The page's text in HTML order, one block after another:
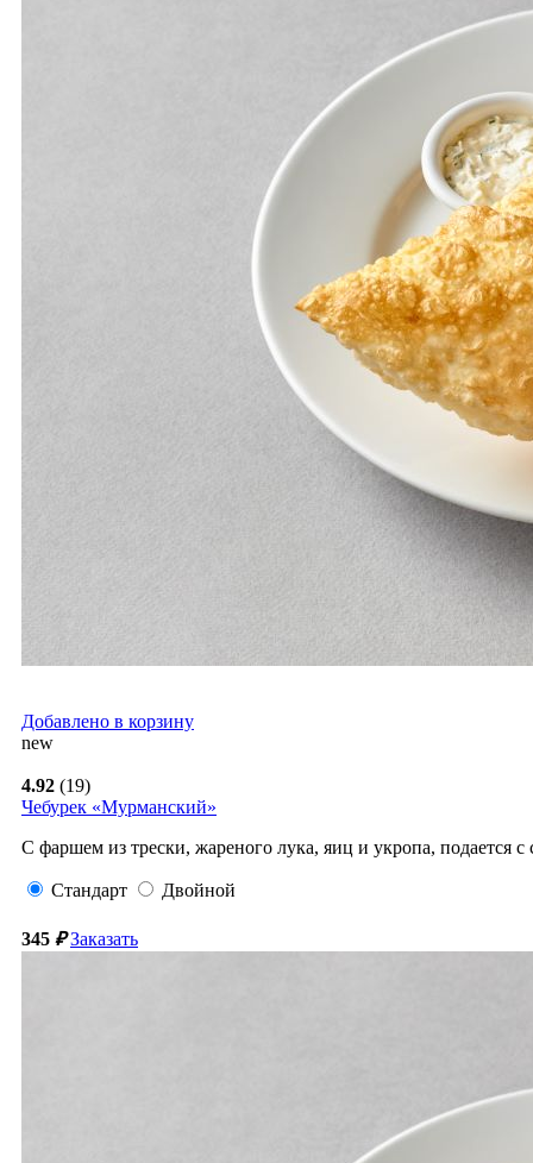
Добавлено в корзину
new
4.92 (19)
Чебурек «Мурманский»
С фаршем из трески, жареного лука, яиц и укропа, подается с
Стандарт Двойной
345 ₽ Заказать